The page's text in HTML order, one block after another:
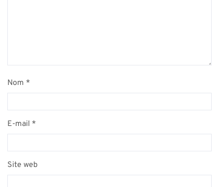
Nom *
E-mail *
Site web